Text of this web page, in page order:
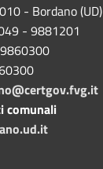
- Bordano (UD)
- 9881201
comunali